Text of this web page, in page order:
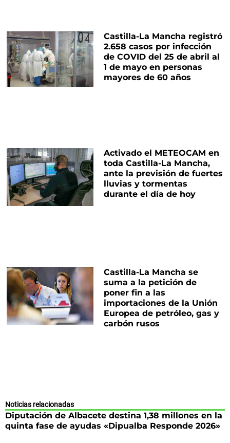
Castilla-La Mancha registró
2.658 casos por infección
de COVID del 25 de abril al
1 de mayo en personas
mayores de 60 años
Activado el METEOCAM en
toda Castilla-La Mancha,
ante la previsión de fuertes
lluvias y tormentas
durante el día de hoy
Castilla-La Mancha se
suma a la petición de
poner fin a las
importaciones de la Unión
Europea de petróleo, gas y
carbón rusos
Noticias relacionadas
Diputación de Albacete destina 1,38 millones en la
quinta fase de ayudas «Dipualba Responde 2026»